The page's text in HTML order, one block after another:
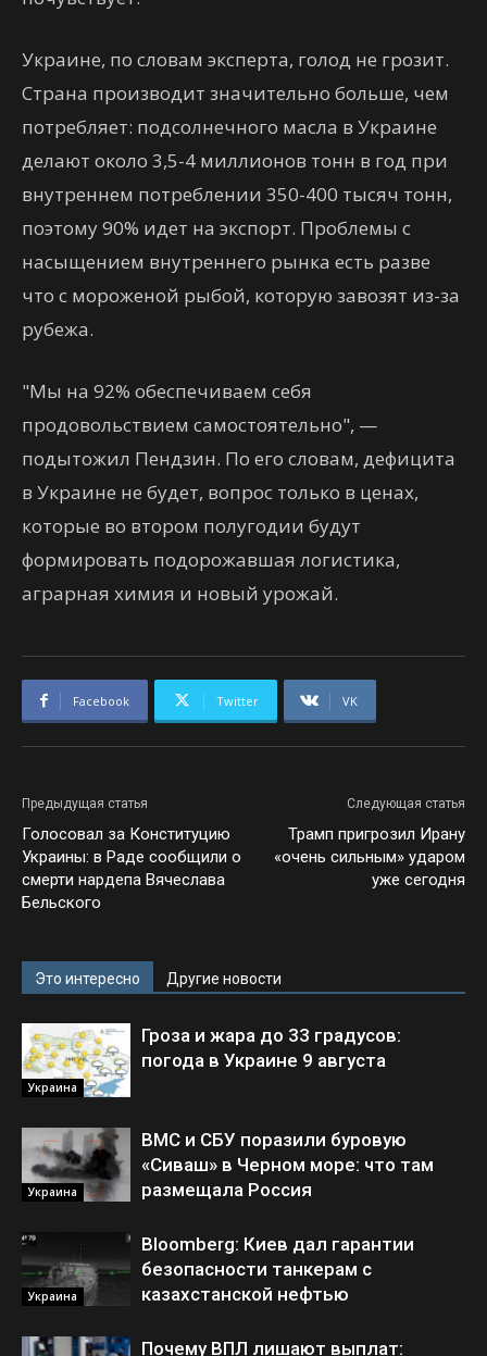
Украине, по словам эксперта, голод не грозит.
Страна производит значительно больше, чем
потребляет: подсолнечного масла в Украине
делают около 3,5-4 миллионов тонн в год при
внутреннем потреблении 350-400 тысяч тонн,
поэтому 90% идет на экспорт. Проблемы с
насыщением внутреннего рынка есть разве
что с мороженой рыбой, которую завозят из-за
рубежа.
"Мы на 92% обеспечиваем себя
продовольствием самостоятельно", —
подытожил Пендзин. По его словам, дефицита
в Украине не будет, вопрос только в ценах,
которые во втором полугодии будут
формировать подорожавшая логистика,
аграрная химия и новый урожай.
Facebook Twitter VK
Предыдущая статья
Голосовал за Конституцию
Украины: в Раде сообщили о
смерти нардепа Вячеслава
Бельского
Следующая статья
Трамп пригрозил Ирану
«очень сильным» ударом
уже сегодня
Это интересно Другие новости
Украина
Гроза и жара до 33 градусов:
погода в Украине 9 августа
Украина
ВМС и СБУ поразили буровую
«Сиваш» в Черном море: что там
размещала Россия
Украина
Bloomberg: Киев дал гарантии
безопасности танкерам с
казахстанской нефтью
Почему ВПЛ лишают выплат: